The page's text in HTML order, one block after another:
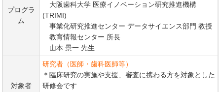
プログラ
ム
大阪歯科大学 医療イノベーション研究推進機構
(TRIMI)
事業化研究推進センター データサイエンス部門 教授
教育情報センター 所長
山本 景一 先生
対象者
研究者（医師・歯科医師等）
＊臨床研究の実施や支援、審査に携わる方を対象とした
研修会です